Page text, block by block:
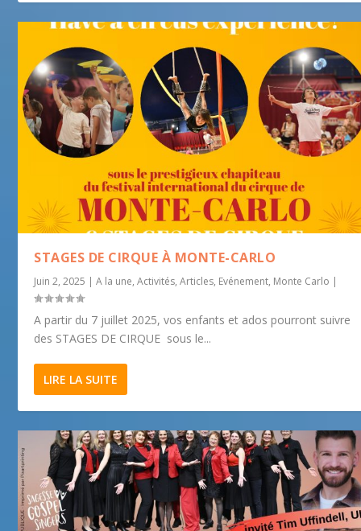
STAGES DE CIRQUE À MONTE-CARLO
Juin 2, 2025 |A la une,Activités,Articles, Evénement, Monte Carlo |
A partir du 7 juillet 2025, vos enfants et ados pourront suivre
des STAGES DE CIRQUE sous le...
LIRE LA SUITE